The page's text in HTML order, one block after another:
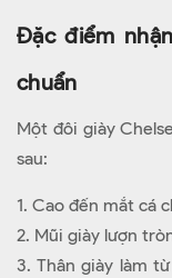
Đặc điểm
chuẩn
Một đôi giày
sau:
1. Cao đến mắt cá
2. Mũi giày lượn
3. Thân giày làm